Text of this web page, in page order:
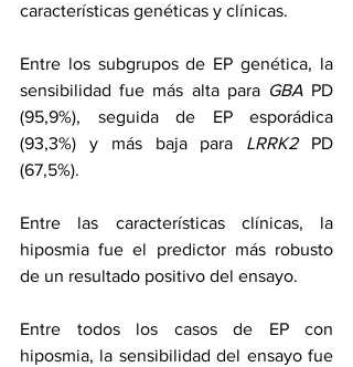
características genéticas y clínicas.
Entre los subgrupos de EP genética, la
sensibilidad fue más alta para GBA PD
(95,9%), seguida de EP esporádica
(93,3%) y más baja para LRRK2 PD
(67,5%).
Entre las características clínicas, la
hiposmia fue el predictor más robusto
de un resultado positivo del ensayo.
Entre todos los casos de EP con
hiposmia, la sensibilidad del ensayo fue